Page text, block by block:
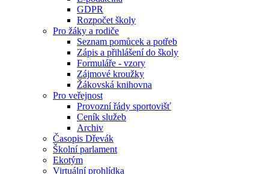
GDPR
Rozpočet školy
Pro žáky a rodiče
Seznam pomůcek a potřeb
Zápis a přihlášení do školy
Formuláře - vzory
Zájmové kroužky
Žákovská knihovna
Pro veřejnost
Provozní řády sportovišť
Ceník služeb
Archiv
Časopis Dřevák
Školní parlament
Ekotým
Virtuální prohlídka